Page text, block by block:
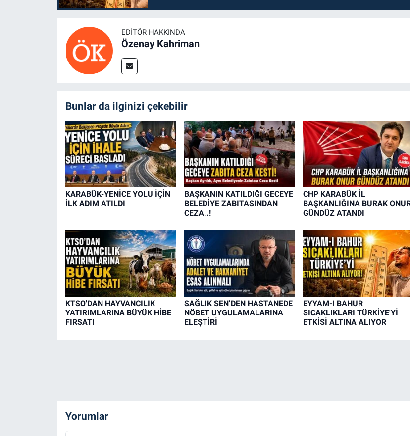
EDITÖR HAKKINDA
Özenay Kahriman
Bunlar da ilginizi çekebilir
KARABÜK-YENİCE YOLU İÇİN
İLK ADIM ATILDI
BAŞKANIN KATILDIĞI GECEYE
BELEDİYE ZABITASINDAN
CEZA..!
CHP KARABÜK İL
BAŞKANLIĞINA BURAK
GÜNDÜZ ATANDI
KTSO'DAN HAYVANCILIK
YATIRIMLARINA BÜYÜK HİBE
FIRSATI
SAĞLIK SEN’DEN HASTANEDE
NÖBET UYGULAMALARINA
ELEŞTİRİ
EYYAM-I BAHUR
SICAKLIKLARI TÜRKİYE'Yİ
ETKİSİ ALTINA ALIYOR
Yorumlar